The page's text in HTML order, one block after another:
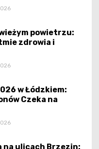
powietrzu:
zdrowia i
w Łódzkiem:
Czeka na
na ulicach Brzezin: